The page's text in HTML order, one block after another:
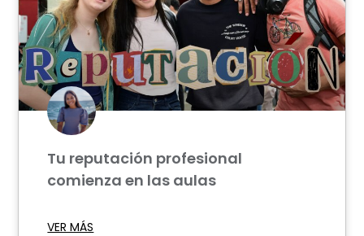
Tu reputación profesional
comienza en las aulas
VER MÁS